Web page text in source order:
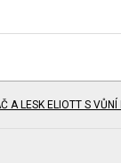
A LESK ELIOTT S VŮNÍ